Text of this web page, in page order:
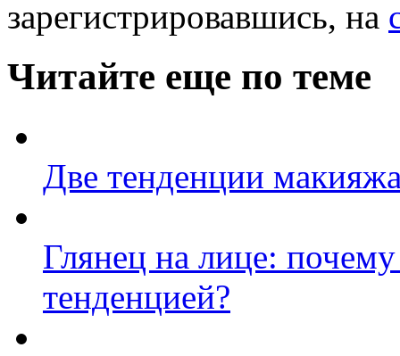
зарегистрировавшись, на
Читайте еще по теме
Две тенденции
Глянец на лице:
тенденцией?